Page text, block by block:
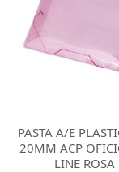
PASTA A/E
20MM ACP
LINE ROSA